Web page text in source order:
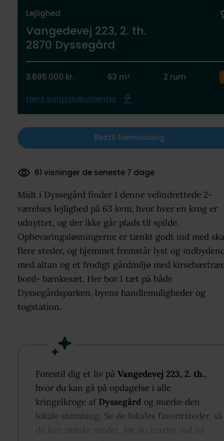
Lejlighed
Vangedevej 223, 2. th.
2870 Dyssegård
3.695.000 kr. 63 m² 2 rum
Hent salgsdokumenter
Bestil fremvisning
36 dokumenter downloadet
Midt i Dyssegård finder I denne velindrettede 2-
værelses lejlighed på 63 kvm, hvor hver en krog er
udnyttet, og der ikke går plads til spilde.
Opbevaringsløsningerne er tænkt godt ind med
flere steder, og hjemmet fremstår lyst og
med altan og et frodigt gårdmiljø med
bord- bænkesæt. Her bor I tæt på både
Dyssegårdsparken, byens handlemuligheder og
togstation.
Forestil dig et liv påVangedevej 223, 2. th.,
hvor du kan gå på opdagelse i alle
kringelkroge af Dyssegård og mærke den
lokale stemning. Se de lokales favoritsteder, så
du kan mærke stedet, før du træder ind ad